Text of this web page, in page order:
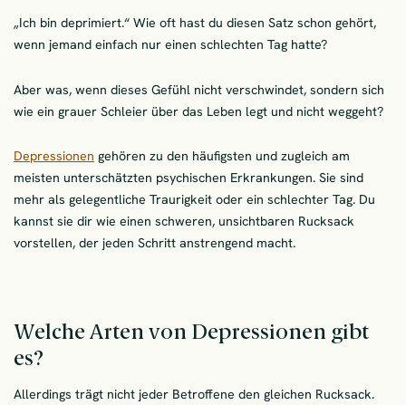
„Ich bin deprimiert.“ Wie oft hast du diesen Satz schon gehört,
wenn jemand einfach nur einen schlechten Tag hatte?
Aber was, wenn dieses Gefühl nicht verschwindet, sondern sich
wie ein grauer Schleier über das Leben legt und nicht weggeht?
Depressionen gehören zu den häufigsten und zugleich am
meisten unterschätzten psychischen Erkrankungen. Sie sind
mehr als gelegentliche Traurigkeit oder ein schlechter Tag. Du
kannst sie dir wie einen schweren, unsichtbaren Rucksack
vorstellen, der jeden Schritt anstrengend macht.
Welche Arten von Depressionen gibt
es?
Allerdings trägt nicht jeder Betroffene den gleichen Rucksack.